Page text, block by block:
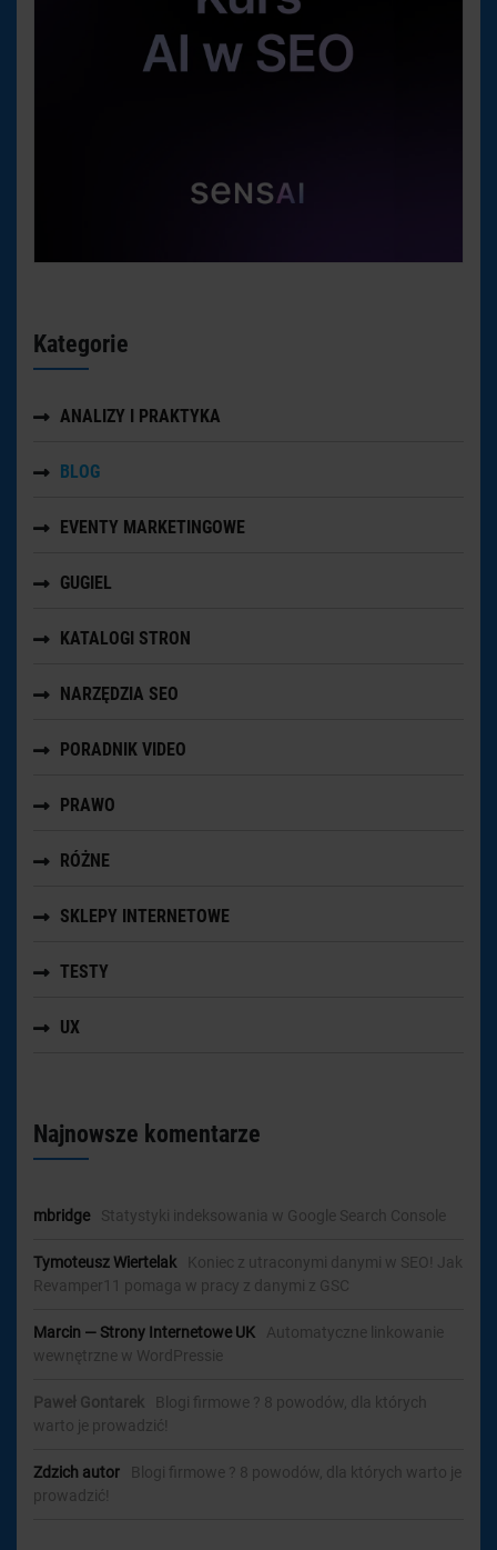
Kategorie
ANALIZY I PRAKTYKA
BLOG
EVENTY MARKETINGOWE
GUGIEL
KATALOGI STRON
NARZĘDZIA SEO
PORADNIK VIDEO
PRAWO
RÓŻNE
SKLEPY INTERNETOWE
TESTY
UX
Najnowsze komentarze
mbridge- Statystyki indeksowania w Google Search Console
Tymoteusz Wiertelak
Koniec z utraconymi danymi w SEO! Jak
Revamper11 pomaga w pracy z danymi z GSC
Marcin — Strony Internetowe UK
Automatyczne linkowanie
wewnętrzne w WordPressie
Paweł Gontarek
Blogi firmowe ? 8 powodów, dla których
warto je prowadzić!
Zdzich autor
Blogi firmowe ? 8 powodów, dla których warto je
prowadzić!